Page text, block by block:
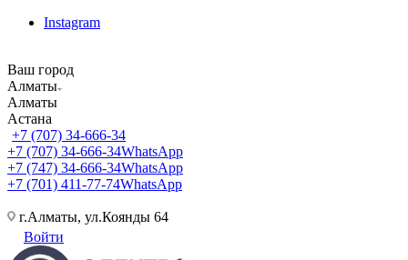
Instagram
Ваш город
Алматы
Алматы
Астана
+7 (707) 34-666-34
+7 (707) 34-666-34WhatsApp
+7 (747) 34-666-34WhatsApp
+7 (701) 411-77-74WhatsApp
г.Алматы, ул.Коянды 64
Войти